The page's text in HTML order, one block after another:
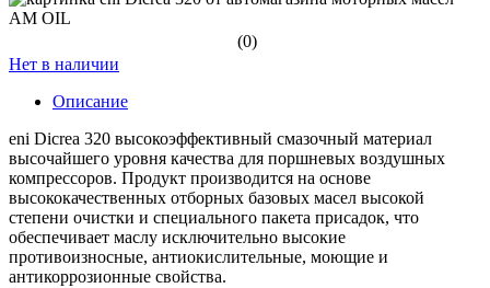
(0)
Нет в наличии
Описание
eni Dicrea 320 высокоэффективный смазочный материал
высочайшего уровня качества для поршневых воздушных
компрессоров. Продукт производится на основе
высококачественных отборных базовых масел высокой
степени очистки и специального пакета присадок, что
обеспечивает маслу исключительно высокие
противоизносные, антиокислительные, моющие и
антикоррозионные свойства.